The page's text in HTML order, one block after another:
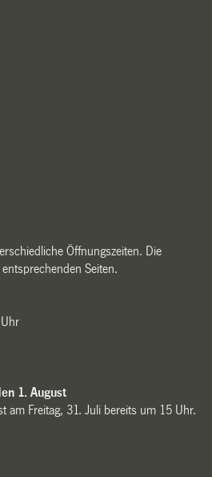
Öffnungszeiten. Die
Seiten.
1. August
am Freitag, 31. Juli bereits um 15 Uhr.